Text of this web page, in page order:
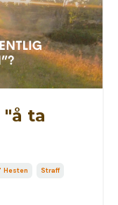
ta
Hesten Straff